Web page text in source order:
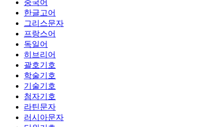
중국어
한글고어
그리스문자
프랑스어
독일어
히브리어
괄호기호
학술기호
기술기호
첨자기호
라틴문자
러시아문자